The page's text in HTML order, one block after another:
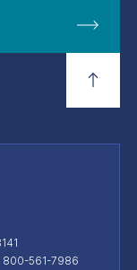
800-561-7986